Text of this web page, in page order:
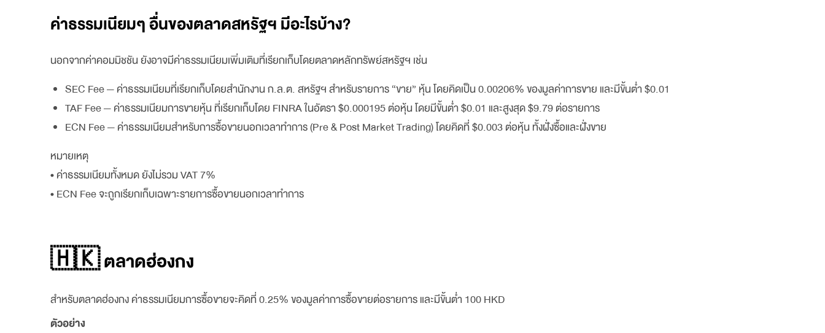
ค่าธรรมเนียมๆ อื่นของตลาดสหรัฐฯ มีอะไรบ้าง?
นอกจากค่าคอมมิชชัน ยังอาจมีค่าธรรมเนียมเพิ่มเติมที่เรียกเก็บโดยตลาดหลักทรัพย์สหรัฐฯ เช่น
SEC Fee — ค่าธรรมเนียมที่เรียกเก็บโดยสำนักงาน ก.ล.ต. สหรัฐฯ สำหรับรายการ “ขาย” หุ้น โดยคิดเป็น 0.00206% ของมูลค่าการขาย และมีขั้นต่ำ $0.01
TAF Fee — ค่าธรรมเนียมการขายหุ้น ที่เรียกเก็บโดย FINRA ในอัตรา $0.000195 ต่อหุ้น โดยมีขั้นต่ำ $0.01 และสูงสุด $9.79 ต่อรายการ
ECN Fee — ค่าธรรมเนียมสำหรับการซื้อขายนอกเวลาทำการ (Pre & Post Market Trading) โดยคิดที่ $0.003 ต่อหุ้น ทั้งฝั่งซื้อและฝั่งขาย
หมายเหตุ
• ค่าธรรมเนียมทั้งหมด ยังไม่รวม VAT 7%
• ECN Fee จะถูกเรียกเก็บเฉพาะรายการซื้อขายนอกเวลาทำการ
🇭🇰 ตลาดฮ่องกง
สำหรับตลาดฮ่องกง ค่าธรรมเนียมการซื้อขายจะคิดที่ 0.25% ของมูลค่าการซื้อขายต่อรายการ และมีขั้นต่ำ 100 HKD
ตัวอย่าง